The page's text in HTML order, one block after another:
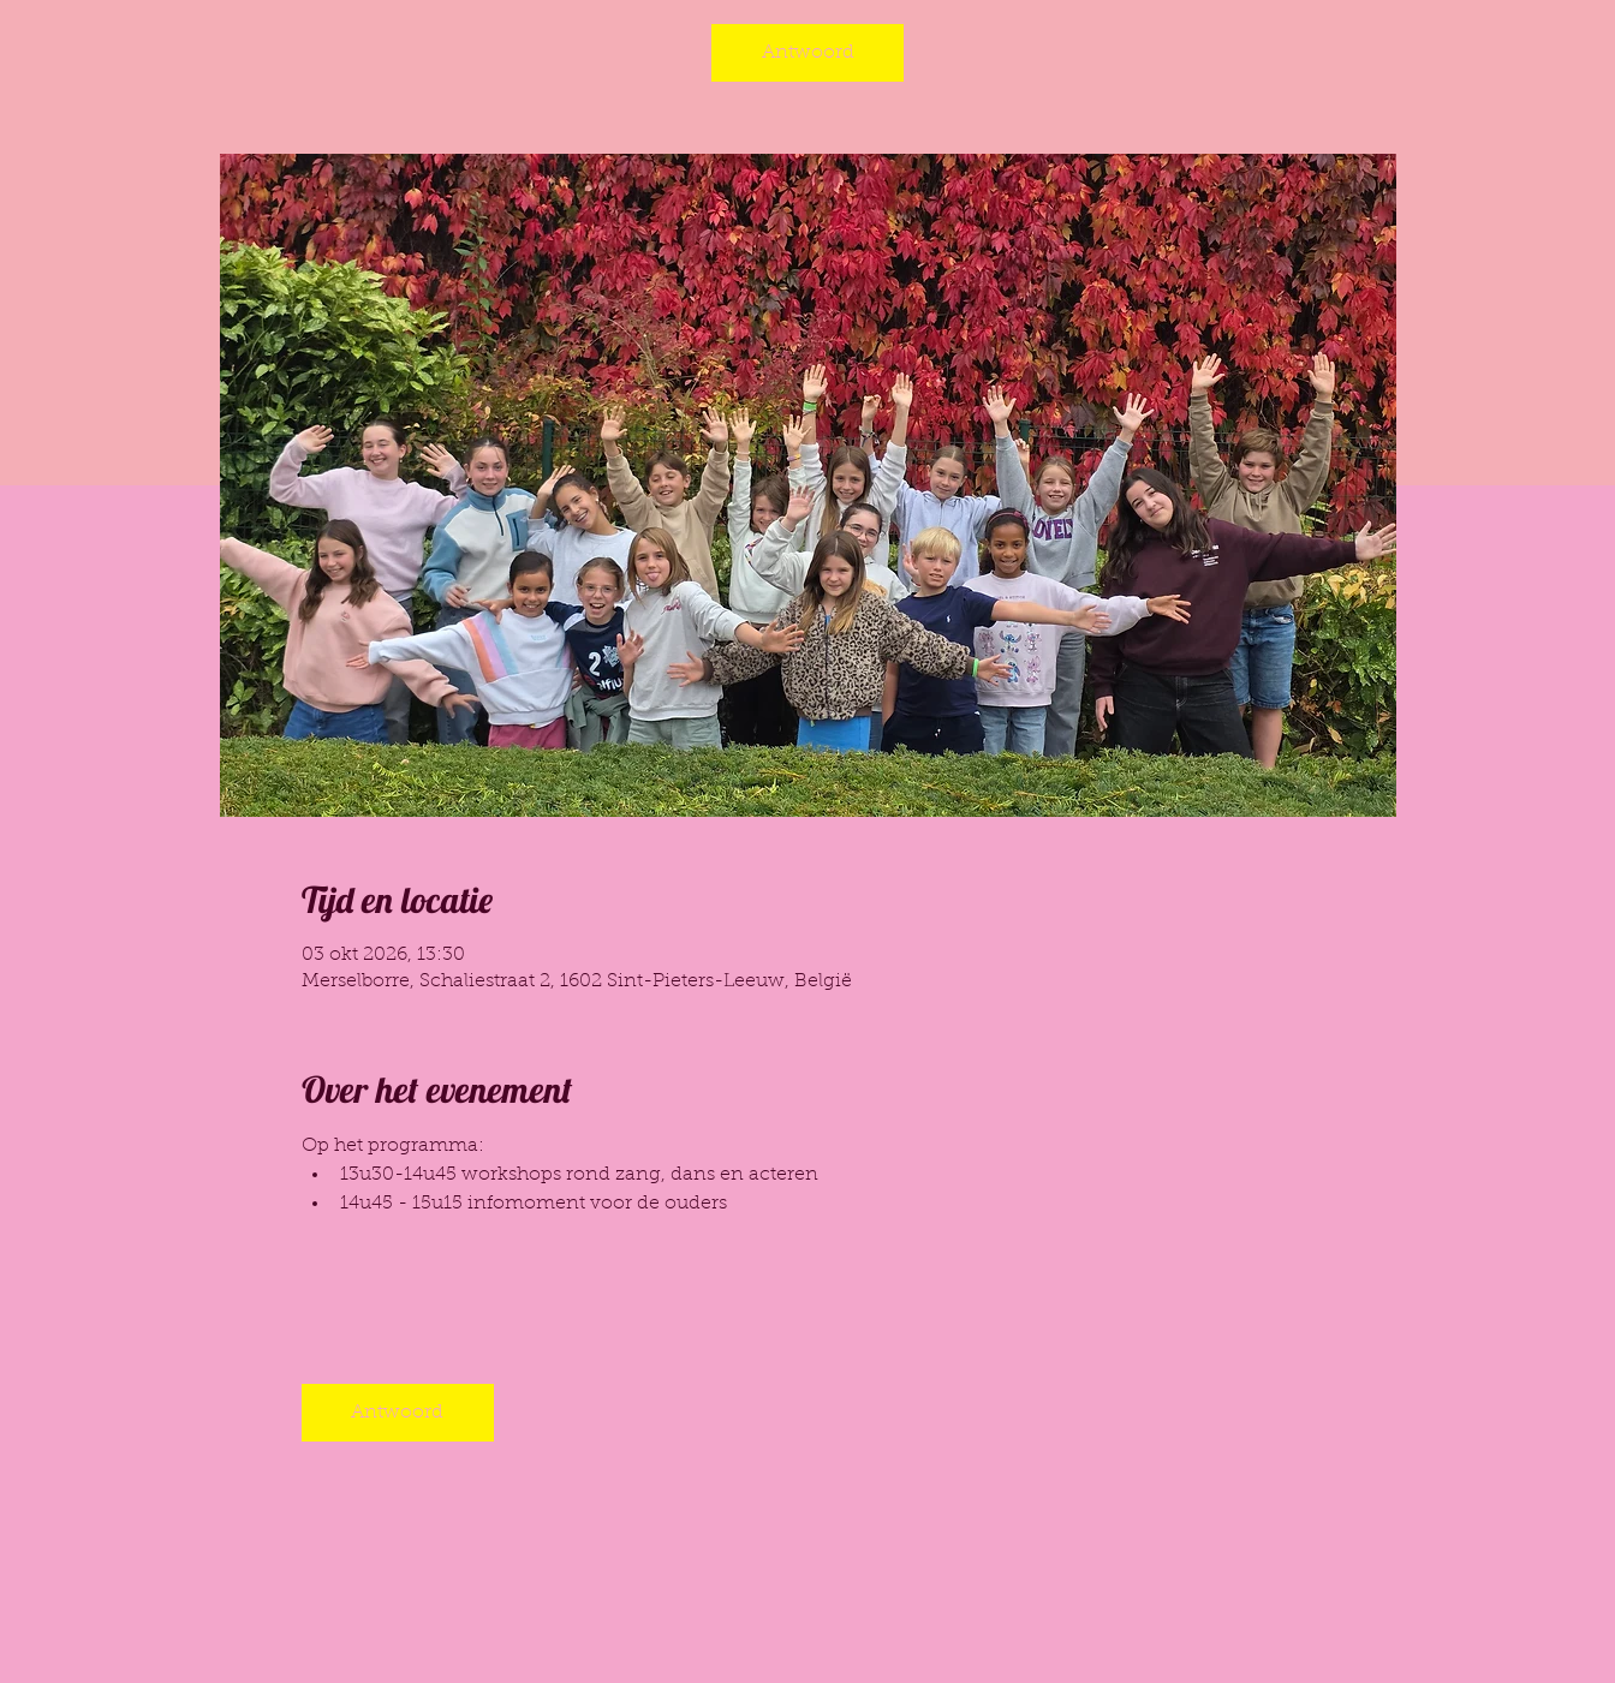
Antwoord
Tijd en locatie
03 okt 2026, 13:30
Merselborre, Schaliestraat 2, 1602 Sint-Pieters-Leeuw, België
Over het evenement
Op het programma:
13u30-14u45 workshops rond zang, dans en acteren
14u45 - 15u15 infomoment voor de ouders
Antwoord